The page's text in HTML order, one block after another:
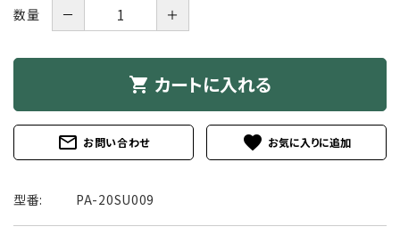
数量 － ＋
shopping_cart カートに入れる
mail_outline お問い合わせ favorite
型番: PA-20SU009